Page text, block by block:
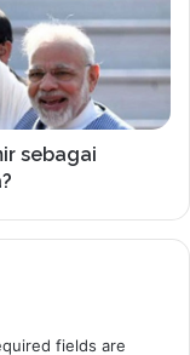
sebagai
fields are